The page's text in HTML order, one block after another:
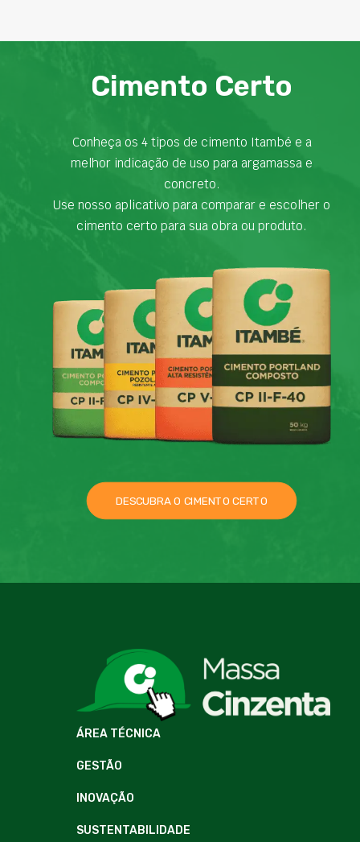
Cimento Certo
Conheça os 4 tipos de cimento Itambé e a
melhor indicação de uso para argamassa e
concreto.
Use nosso aplicativo para comparar e escolher o
cimento certo para sua obra ou produto.
DESCUBRA O CIMENTO CERTO
ÁREA TÉCNICA
GESTÃO
INOVAÇÃO
SUSTENTABILIDADE